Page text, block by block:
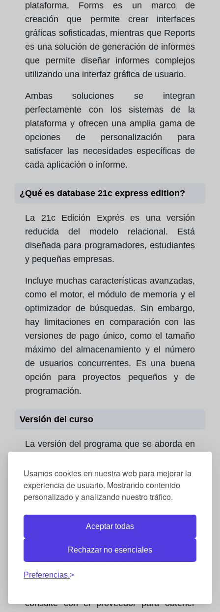
Usamos cookies en nuestra web para mejorar la
experiencia de usuario. Mostrando contenido
personalizado y analizando nuestro tráfico.
Aceptar todas
Rechazar no esenciales
Preferencias.
plataforma. Forms es un marco de
creación que permite crear interfaces
gráficas sofisticadas, mientras que Reports
es una solución de generación de informes
que permite diseñar informes complejos
utilizando una interfaz gráfica de usuario.
Ambas soluciones se integran
perfectamente con los sistemas de la
plataforma y ofrecen una amplia gama de
opciones de personalización para
satisfacer las necesidades específicas de
cada aplicación o informe.
¿Qué es database 21c express edition?
La 21c Edición Exprés es una versión
reducida del modelo relacional. Está
diseñada para programadores, estudiantes
y pequeñas empresas.
Incluye muchas características avanzadas,
como el motor, el módulo de memoria y el
optimizador de búsquedas. Sin embargo,
hay limitaciones en comparación con las
versiones de pago único, como el tamaño
máximo del almacenamiento y el número
de usuarios concurrentes. Es una buena
opción para proyectos pequeños y de
programación.
Versión del curso
La versión del programa que se aborda en
y el proveedor. Es fundamental comprobar
la versión antes de inscribirse para
confirmar que sea compatible con los
recursos y las herramientas que se
Algunos cursos a distancia cubren
versiones antiguas y recientes e incluso
incluyen actualizaciones y migraciones
consulte con el proveedor para obtener